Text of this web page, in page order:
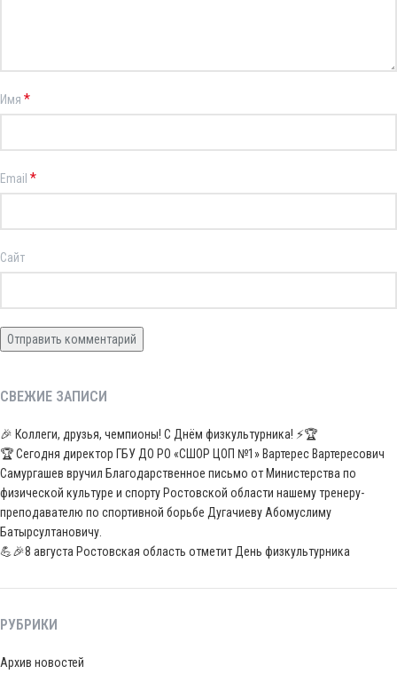
Имя *
Email *
Сайт
СВЕЖИЕ ЗАПИСИ
🎉 Коллеги, друзья, чемпионы! С Днём физкультурника! ⚡️🏆
🏆 Сегодня директор ГБУ ДО РО «СШОР ЦОП №1» Вартерес Вартересович
Самургашев вручил Благодарственное письмо от Министерства по
физической культуре и спорту Ростовской области нашему тренеру-
преподавателю по спортивной борьбе Дугачиеву Абомуслиму
Батырсултановичу.
💪🎉8 августа Ростовская область отметит День физкультурника
РУБРИКИ
Архив новостей